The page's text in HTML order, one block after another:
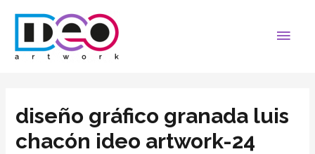
diseño gráfico granada luis
chacón ideo artwork-24